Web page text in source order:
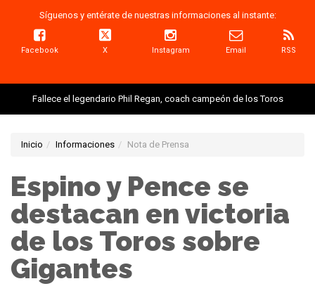
Síguenos y entérate de nuestras informaciones al instante:
Facebook X Instagram Email RSS
Fallece el legendario Phil Regan, coach campeón de los Toros
Inicio Informaciones Nota de Prensa
Espino y Pence se
destacan en victoria
de los Toros sobre
Gigantes